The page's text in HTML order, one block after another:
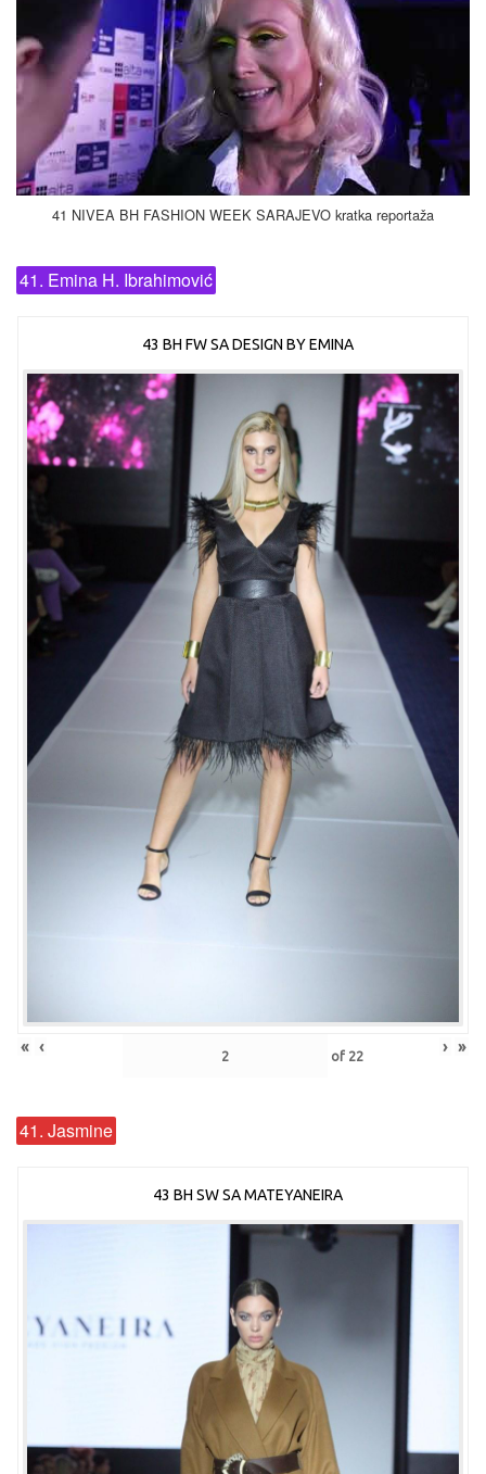
41 NIVEA BH FASHION WEEK SARAJEVO kratka reportaža
41. Emina H. Ibrahimović
43 BH FW SA DESIGN BY EMINA
« ‹ of 22 › »
41. Jasmine
43 BH SW SA MATEYANEIRA